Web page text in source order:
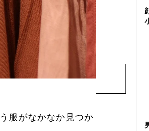
服がなかなか見つか